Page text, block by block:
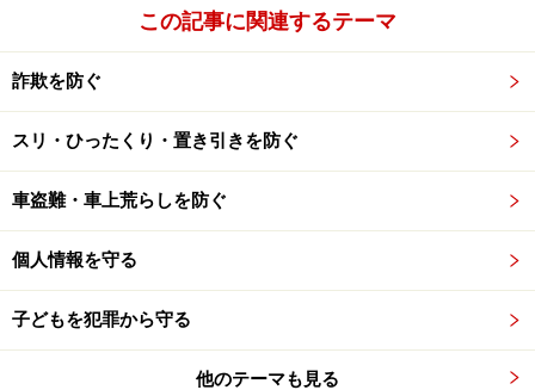
登録料や利用料を支払う根拠はありません。利用料金等
は、サイト運営者と利用者との「有償利用契約」によっ
て発生するものであり、「無料と思って」利用したので
すから、「有償利用契約」が成立しているとはいえませ
ん。アクセスしただけでは、利用料等が発生することは
ないのです。無料と思って利用した場合、請求者に対し
ては、「無料と認識していた」と告げて、支払いを拒絶
すべきなのです。
ただし、実際には有料と知って利用していながら、「無
料と思っていた」と、虚偽の申し立てをして支払い義務
を逃れようとする悪質な利用者が出てこないとも限りま
この記事に関連するテーマ
詐欺を防ぐ
スリ・ひったくり・置き引きを防ぐ
車盗難・車上荒らしを防ぐ
個人情報を守る
子どもを犯罪から守る
他のテーマも見る